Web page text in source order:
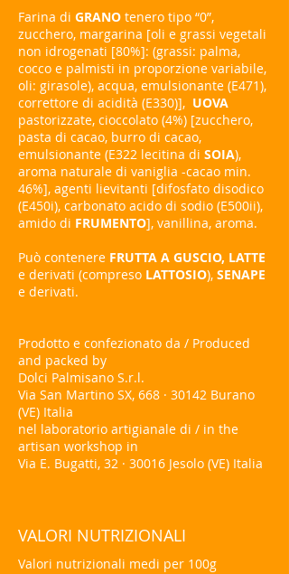
Farina di GRANO tenero tipo “0”,
zucchero, margarina [oli e grassi vegetali
non idrogenati [80%]: (grassi: palma,
cocco e palmisti in proporzione variabile,
oli: girasole), acqua, emulsionante (E471),
correttore di acidità (E330)], UOVA
pastorizzate, cioccolato (4%) [zucchero,
pasta di cacao, burro di cacao,
emulsionante (E322 lecitina di SOIA),
aroma naturale di vaniglia -cacao min.
46%], agenti lievitanti [difosfato disodico
(E450i), carbonato acido di sodio (E500ii),
amido di FRUMENTO], vanillina, aroma.
Può contenere FRUTTA A GUSCIO, LATTE
e derivati (compreso LATTOSIO), SENAPE
e derivati.
Prodotto e confezionato da / Produced
and packed by
Dolci Palmisano S.r.l.
Via San Martino SX, 668 · 30142 Burano
(VE) Italia
nel laboratorio artigianale di / in the
artisan workshop in
Via E. Bugatti, 32 · 30016 Jesolo (VE) Italia
VALORI NUTRIZIONALI
Valori nutrizionali medi per 100g